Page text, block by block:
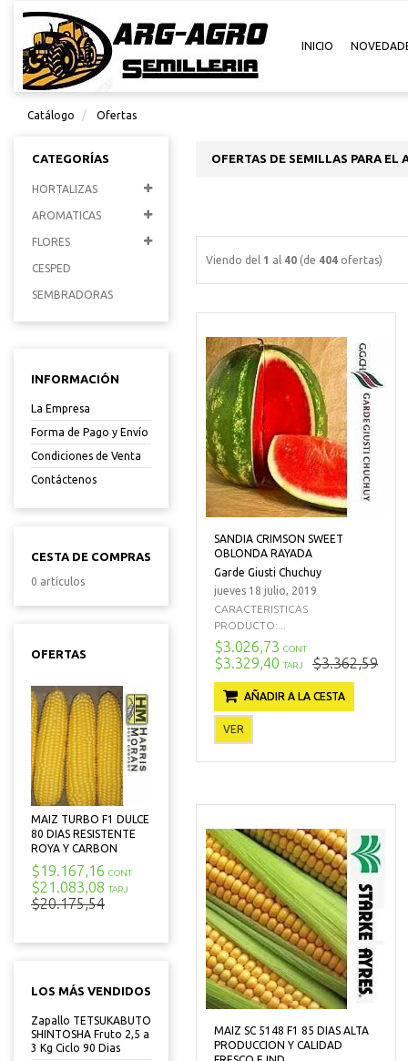
INICIO
Catálogo Ofertas
CATEGORÍAS
HORTALIZAS
AROMATICAS
FLORES
CESPED
SEMBRADORAS
INFORMACIÓN
La Empresa
Forma de Pago y Envío
Condiciones de Venta
Contáctenos
CESTA DE COMPRAS
0 artículos
OFERTAS
MAIZ TURBO F1 DULCE
80 DIAS RESISTENTE
ROYA Y CARBON
$19.167,16 CONT
$21.083,08 TARJ
$20.175,54
LOS MÁS VENDIDOS
Zapallo TETSUKABUTO
SHINTOSHA Fruto 2,5 a
3 Kg Ciclo 90 Dias
OFERTAS DE SEMILLAS PARA
Viendo del 1 al 40 (de 404 ofertas)
SANDIA CRIMSON SWEET
OBLONDA RAYADA
Garde Giusti Chuchuy
jueves 18 julio, 2019
CARACTERISTICAS
PRODUCTO:...
$3.026,73 CONT
$3.329,40 TARJ $3.362,59
AÑADIR A LA CESTA
VER
MAIZ SC 5148 F1 85 DIAS ALTA
PRODUCCION Y CALIDAD